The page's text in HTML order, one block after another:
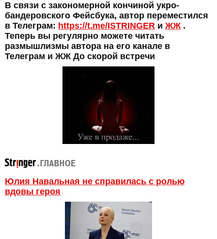
В связи с закономерной кончиной укро-
бандеровского Фейсбука, автор переместился
в Телеграм: https://t.me/ISTRINGER и ЖЖ.
Теперь вы регулярно можете читать
размышлизмы автора на его канале в
Телеграм и ЖЖ До скорой встречи
Юлия Навальная не справилась с ролью
вдовы героя